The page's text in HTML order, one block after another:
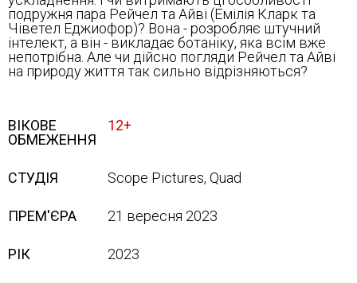
подружня пара Рейчел та Айві (Емілія Кларк та
Чіветел Еджиофор)? Вона - розробляє штучний
інтелект, а він - викладає ботаніку, яка всім вже
непотрібна. Але чи дійсно погляди Рейчел та Айві
на природу життя так сильно відрізняються?
ВІКОВЕ
ОБМЕЖЕННЯ
12+
СТУДІЯ Scope Pictures, Quad
ПРЕМ'ЄРА 21 вересня 2023
РІК 2023